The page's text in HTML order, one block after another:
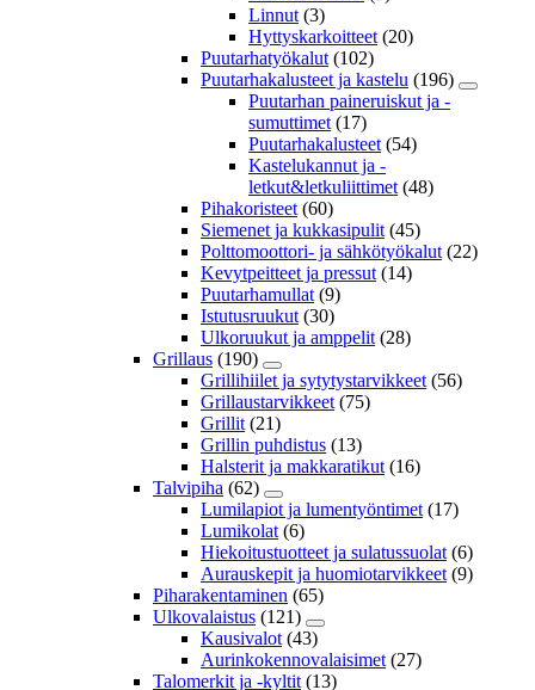
Linnut (3)
Hyttyskarkoitteet (20)
Puutarhatyökalut (102)
Puutarhakalusteet ja kastelu (196)
Puutarhan paineruiskut ja -
sumuttimet (17)
Puutarhakalusteet (54)
Kastelukannut ja -
letkut&letkuliittimet (48)
Pihakoristeet (60)
Siemenet ja kukkasipulit (45)
Polttomoottori- ja sähkötyökalut (22)
Kevytpeitteet ja pressut (14)
Puutarhamullat (9)
Istutusruukut (30)
Ulkoruukut ja amppelit (28)
Grillaus (190)
Grillihiilet ja sytytystarvikkeet (56)
Grillaustarvikkeet (75)
Grillit (21)
Grillin puhdistus (13)
Halsterit ja makkaratikut (16)
Talvipiha (62)
Lumilapiot ja lumentyöntimet (17)
Lumikolat (6)
Hiekoitustuotteet ja sulatussuolat (6)
Aurauskepit ja huomiotarvikkeet (9)
Piharakentaminen (65)
Ulkovalaistus (121)
Kausivalot (43)
Aurinkokennovalaisimet (27)
Talomerkit ja -kyltit (13)